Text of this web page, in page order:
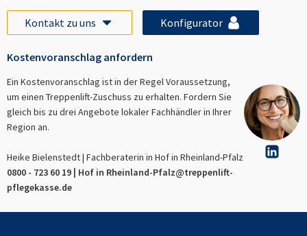
Kontakt zu uns Konfigurator
Kostenvoranschlag anfordern
Ein Kostenvoranschlag ist in der Regel Voraussetzung,
um einen Treppenlift-Zuschuss zu erhalten. Fordern Sie
gleich bis zu drei Angebote lokaler Fachhändler in Ihrer
Region an.
Heike Bielenstedt | Fachberaterin in Hof in Rheinland-Pfalz
0800 - 723 60 19 | Hof in Rheinland-Pfalz@treppenlift-
pflegekasse.de